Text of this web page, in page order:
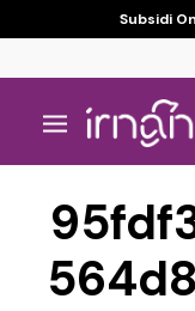
Subsidi